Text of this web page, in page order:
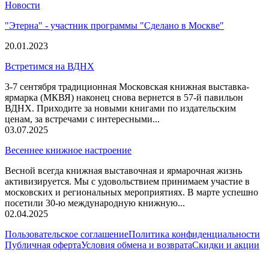
Новости
"Этерна" - участник программы "Сделано в Москве"
20.01.2023
Встретимся на ВДНХ
3-7 сентября традиционная Московская книжная выставка-
ярмарка (МКВЯ) наконец снова вернется в 57-й павильон
ВДНХ. Приходите за новыми книгами по издательским
ценам, за встречами с интересными...
03.07.2025
Весеннее книжное настроение
Весной всегда книжная выставочная и ярмарочная жизнь
активизируется. Мы с удовольствием принимаем участие в
московских и региональных мероприятиях. В марте успешно
посетили 30-ю международную книжную...
02.04.2025
Пользовательское соглашениеПолитика конфиденциальности
Публичная офертаУсловия обмена и возвратаСкидки и акции